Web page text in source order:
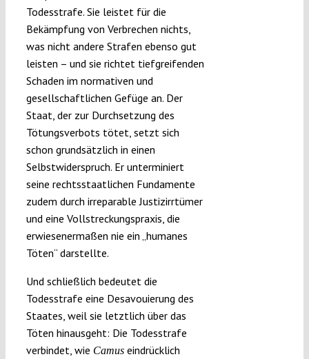
Todesstrafe. Sie leistet für die
Bekämpfung von Verbrechen nichts,
was nicht andere Strafen ebenso gut
leisten – und sie richtet tiefgreifenden
Schaden im normativen und
gesellschaftlichen Gefüge an. Der
Staat, der zur Durchsetzung des
Tötungsverbots tötet, setzt sich
schon grundsätzlich in einen
Selbstwiderspruch. Er unterminiert
seine rechtsstaatlichen Fundamente
zudem durch irreparable Justizirrtümer
und eine Vollstreckungspraxis, die
erwiesenermaßen nie ein „humanes
Töten“ darstellte.
Und schließlich bedeutet die
Todesstrafe eine Desavouierung des
Staates, weil sie letztlich über das
Töten hinausgeht: Die Todesstrafe
verbindet, wie Camuseindrücklich